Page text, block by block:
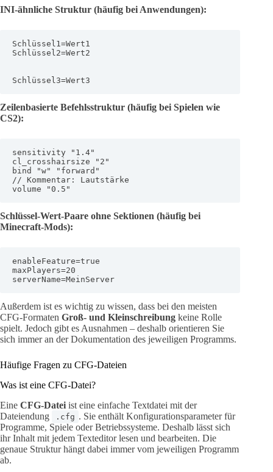
INI-ähnliche Struktur (häufig bei Anwendungen):
Schlüssel1=Wert1
Schlüssel2=Wert2
Schlüssel3=Wert3
Zeilenbasierte Befehlsstruktur (häufig bei Spielen wie
CS2):
sensitivity "1.4"
cl_crosshairsize "2"
bind "w" "forward"
// Kommentar: Lautstärke
volume "0.5"
Schlüssel-Wert-Paare ohne Sektionen (häufig bei
Minecraft-Mods):
enableFeature=true
maxPlayers=20
serverName=MeinServer
Außerdem ist es wichtig zu wissen, dass bei den meisten
CFG-Formaten Groß- und Kleinschreibung keine Rolle
spielt. Jedoch gibt es Ausnahmen – deshalb orientieren Sie
sich immer an der Dokumentation des jeweiligen Programms.
Häufige Fragen zu CFG-Dateien
Was ist eine CFG-Datei?
Eine CFG-Datei ist eine einfache Textdatei mit der
Dateiendung
.cfg . Sie enthält Konfigurationsparameter für
Programme, Spiele oder Betriebssysteme. Deshalb lässt sich
ihr Inhalt mit jedem Texteditor lesen und bearbeiten. Die
genaue Struktur hängt dabei immer vom jeweiligen Programm
ab.